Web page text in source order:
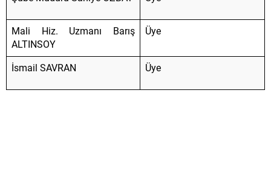
Mali Hiz. Uzmanı Barış
ALTINSOY
Üye
İsmail SAVRAN Üye